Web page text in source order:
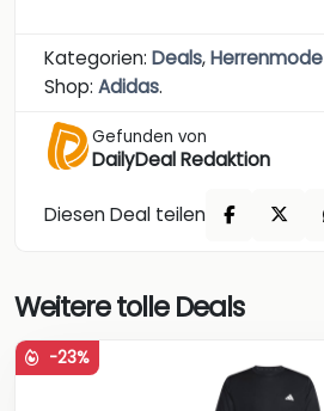
Kategorien: Deals,Herrenmode
Shop: Adidas.
Gefunden von
DailyDeal Redaktion
Diesen Deal teilen
Weitere tolle Deals
-23%